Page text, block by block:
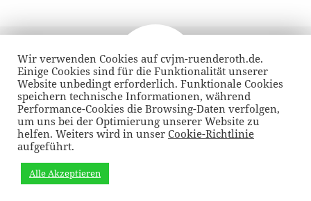
am
Beitragsnavigation
VORHERIGER
Vorheriger
Beitrag:
Martinsmarkt 2018: DANKE!
NÄCHSTER
Nächster
Beitrag:
… Kroatien!
Datenschutzrichtlinie
Wir verwenden Cookies auf cvjm-ruenderoth.de.
Einige Cookies sind für die Funktionalität unserer
Website unbedingt erforderlich. Funktionale Cookies
speichern technische Informationen, während
Performance-Cookies die Browsing-Daten verfolgen,
um uns bei der Optimierung unserer Website zu
helfen. Weiters wird in unser Cookie-Richtlinie
aufgeführt.
Alle Akzeptieren